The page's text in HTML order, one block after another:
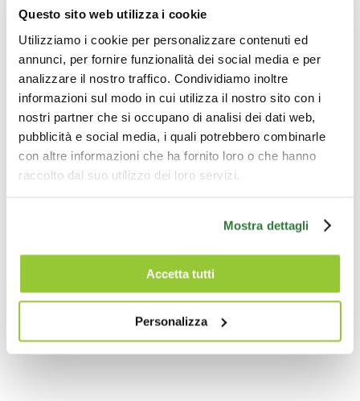
Questo sito web utilizza i cookie
Utilizziamo i cookie per personalizzare contenuti ed
annunci, per fornire funzionalità dei social media e per
analizzare il nostro traffico. Condividiamo inoltre
informazioni sul modo in cui utilizza il nostro sito con i
nostri partner che si occupano di analisi dei dati web,
pubblicità e social media, i quali potrebbero combinarle
con altre informazioni che ha fornito loro o che hanno
raccolto dal suo utilizzo dei loro servizi.
Mostra dettagli
Accetta tutti
Personalizza